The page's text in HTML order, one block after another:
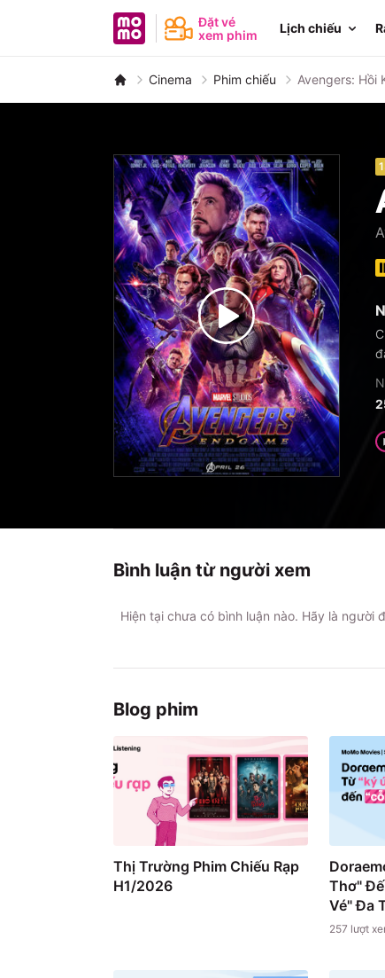
MoMo - Ứng dụng tài chính
Đặt vé
xem phim
Lịch chiếu
Cinema Phim chiếu Avengers: Hồi
Bình luận từ người xem
Hiện tại chưa có bình luận nào. Hãy là người
Blog phim
Thị Trường Phim Chiếu Rạp
H1/2026
Thơ"
Vé" Đa
257 lượt